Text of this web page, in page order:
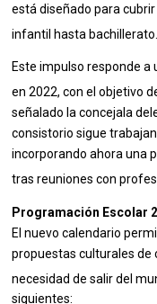
está diseñado para
infantil hasta bachillerato
Este impulso responde
en 2022, con el objetivo
señalado la concejala
consistorio sigue
incorporando ahora una
tras reuniones con
Programación Escolar
El nuevo calendario
propuestas culturales de
necesidad de salir del
siguientes: